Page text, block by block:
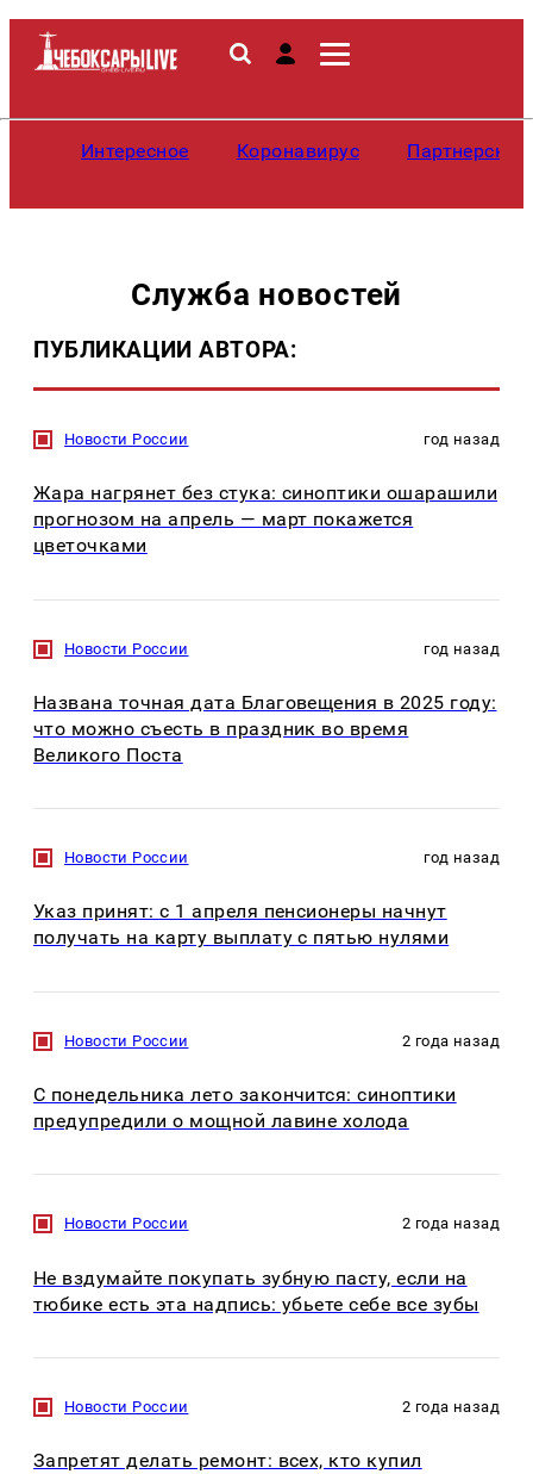
Интересное Коронавирус
Служба новостей
ПУБЛИКАЦИИ АВТОРА:
Новости России год назад
Жара нагрянет без стука: синоптики ошарашили
прогнозом на апрель — март покажется
цветочками
Новости России год назад
Названа точная дата Благовещения в 2025 году:
что можно съесть в праздник во время
Великого Поста
Новости России год назад
Указ принят: с 1 апреля пенсионеры начнут
получать на карту выплату с пятью нулями
Новости России 2 года назад
С понедельника лето закончится: синоптики
предупредили о мощной лавине холода
Новости России 2 года назад
Не вздумайте покупать зубную пасту, если на
тюбике есть эта надпись: убьете себе все зубы
Новости России 2 года назад
Запретят делать ремонт: всех, кто купил